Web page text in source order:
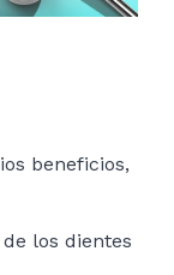
beneficios,
los dientes